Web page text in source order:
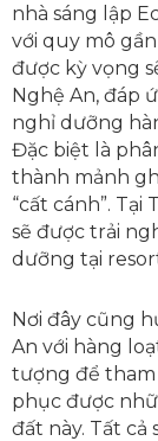
nhà sáng lập
với quy mô
được kỳ vọng
Nghệ An, đáp
nghỉ dưỡng
Đặc biệt là
thành mảnh
“cất cánh”.
sẽ được trải
dưỡng tại
Nơi đây cũng
An với hàng
tượng để tham
phục được
đất này. Tất cả